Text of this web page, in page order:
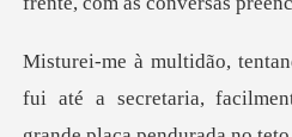
fui até a secretaria,